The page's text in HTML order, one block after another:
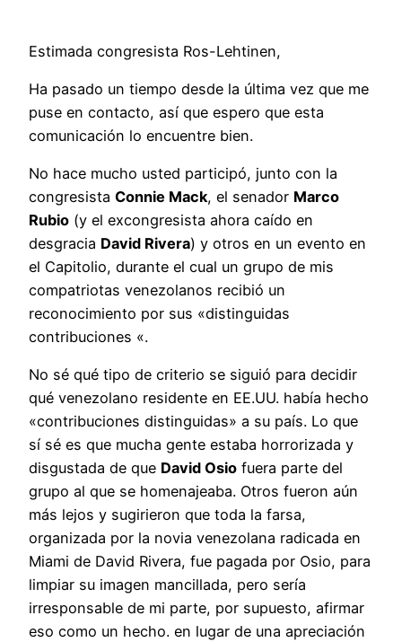
Estimada congresista Ros-Lehtinen,
Ha pasado un tiempo desde la última vez que me
puse en contacto, así que espero que esta
comunicación lo encuentre bien.
No hace mucho usted participó, junto con la
congresista Connie Mack, el senador Marco
Rubio (y el excongresista ahora caído en
desgracia David Rivera) y otros en un evento en
el Capitolio, durante el cual un grupo de mis
compatriotas venezolanos recibió un
reconocimiento por sus «distinguidas
contribuciones «.
No sé qué tipo de criterio se siguió para decidir
qué venezolano residente en EE.UU. había hecho
«contribuciones distinguidas» a su país. Lo que
sí sé es que mucha gente estaba horrorizada y
disgustada de que David Osio fuera parte del
grupo al que se homenajeaba. Otros fueron aún
más lejos y sugirieron que toda la farsa,
organizada por la novia venezolana radicada en
Miami de David Rivera, fue pagada por Osio, para
limpiar su imagen mancillada, pero sería
irresponsable de mi parte, por supuesto, afirmar
eso como un hecho. en lugar de una apreciación